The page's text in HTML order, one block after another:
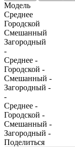
Модель
Среднее
Городской
Смешанный
Загородный
-
Среднее -
Городской -
Смешанный -
Загородный -
-
Среднее -
Городской -
Смешанный -
Загородный -
Поделиться